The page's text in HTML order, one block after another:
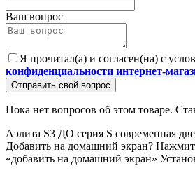
Ваш вопрос
Я прочитал(а) и согласен(на) с
конфиденциальности интернет-
Отправить свой вопрос
Пока нет вопросов об этом товаре.
Аэлита S3 ДО серия S современная
Добавить на домашний экран?
«добавить на домашний экран»